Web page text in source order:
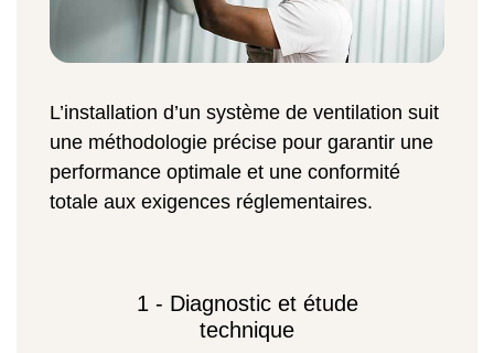
L’installation d’un système de ventilation suit
une méthodologie précise pour garantir une
performance optimale et une conformité
totale aux exigences réglementaires.
1 - Diagnostic et étude
technique